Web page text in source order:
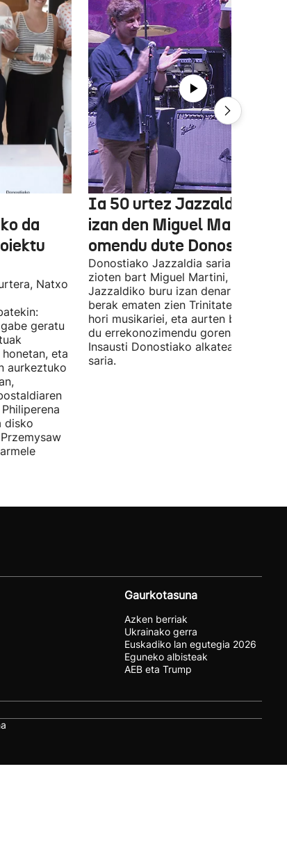
da
Natxo
geratu
eta
aurkeztuko
disko
Ia 50 urtez Jazzaldiko
izan den Miguel Martin
omendu dute Donostian
Donostiako Jazzaldia saria eman
zioten bart Miguel Martini, ia 50
Jazzaldiko buru izan denari. Orain
berak ematen zien Trinitate Plazan
hori musikariei, eta aurten berak jaso
du errekonozimendu gorena. Jon
Insausti Donostiako alkateak eman
saria.
Gaurkotasuna
Azken berriak
Ukrainako gerra
Euskadiko lan egutegia 2026
Eguneko albisteak
AEB eta Trump